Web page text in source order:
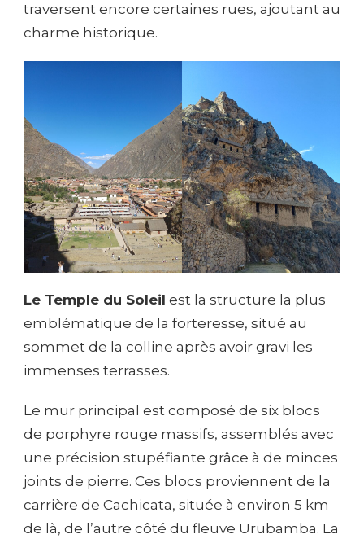
traversent encore certaines rues, ajoutant au
charme historique.
Le Temple du Soleil est la structure la plus
emblématique de la forteresse, situé au
sommet de la colline après avoir gravi les
immenses terrasses.
Le mur principal est composé de six blocs
de porphyre rouge massifs, assemblés avec
une précision stupéfiante grâce à de minces
joints de pierre. Ces blocs proviennent de la
carrière de Cachicata, située à environ 5 km
de là, de l’autre côté du fleuve Urubamba. La